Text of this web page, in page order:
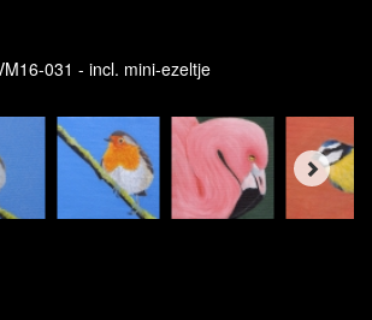
031 - incl. mini-ezeltje